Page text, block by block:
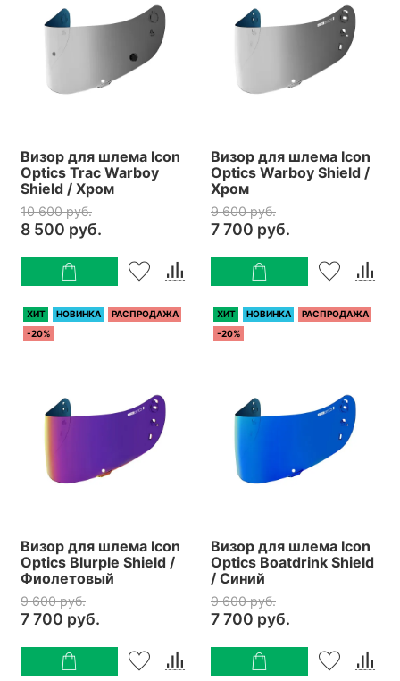
Визор для шлема Icon
Optics Trac Warboy
Shield / Хром
10 600 руб.
8 500 руб.
Визор для шлема Icon
Optics Warboy Shield /
Хром
9 600 руб.
7 700 руб.
ХИТ НОВИНКА
РАСПРОДАЖА
-20%
Визор для шлема Icon
Optics Blurple Shield /
Фиолетовый
9 600 руб.
7 700 руб.
ХИТ НОВИНКА
РАСПРОДАЖА
-20%
Визор для шлема Icon
Optics Boatdrink Shield
/ Синий
9 600 руб.
7 700 руб.